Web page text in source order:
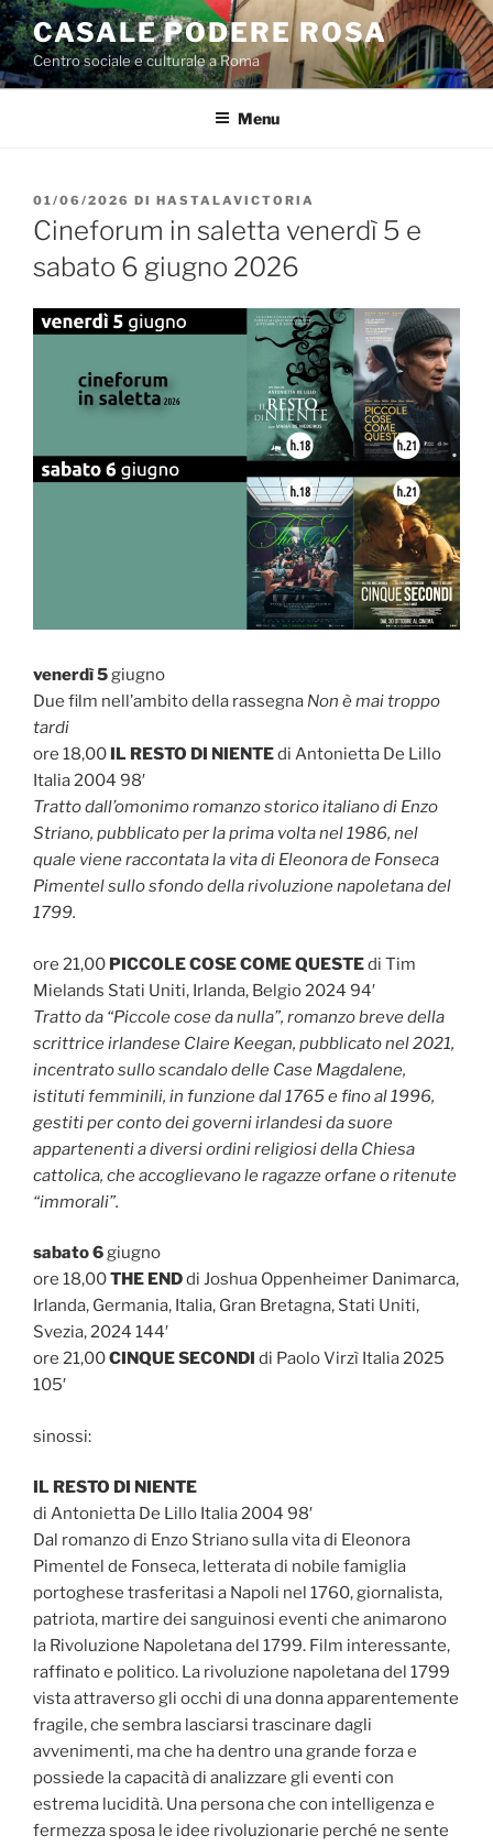
Salta
al
contenuto
CASALE PODERE ROSA
Centro sociale e culturale a Roma
Menu
PUBBLICATO
IL
01/06/2026 DI HASTALAVICTORIA
Cineforum in saletta venerdì 5 e
sabato 6 giugno 2026
venerdì 5giugno
Due film nell’ambito della rassegna Non è mai troppo
tardi
ore 18,00 IL RESTO DI NIENTEdi Antonietta De Lillo
Italia 2004 98′
Tratto dall’omonimo romanzo storico italiano di Enzo
Striano, pubblicato per la prima volta nel 1986, nel
quale viene raccontata la vita di Eleonora de Fonseca
Pimentel sullo sfondo della rivoluzione napoletana del
1799.
ore 21,00 PICCOLE COSE COME QUESTEdi Tim
Mielands Stati Uniti, Irlanda, Belgio 2024 94′
Tratto da “Piccole cose da nulla”, romanzo breve della
scrittrice irlandese Claire Keegan, pubblicato nel 2021,
incentrato sullo scandalo delle Case Magdalene,
istituti femminili, in funzione dal 1765 e fino al 1996,
gestiti per conto dei governi irlandesi da suore
appartenenti a diversi ordini religiosi della Chiesa
cattolica, che accoglievano le ragazze orfane o ritenute
“immorali”.
sabato 6giugno
ore 18,00THE ENDdi Joshua Oppenheimer Danimarca,
Irlanda, Germania, Italia, Gran Bretagna, Stati Uniti,
Svezia, 2024 144′
ore 21,00CINQUE SECONDI di Paolo Virzì Italia 2025
105′
sinossi:
IL RESTO DI NIENTE
di Antonietta De Lillo Italia 2004 98′
Dal romanzo di Enzo Striano sulla vita di Eleonora
Pimentel de Fonseca, letterata di nobile famiglia
portoghese trasferitasi a Napoli nel 1760, giornalista,
patriota, martire dei sanguinosi eventi che animarono
la Rivoluzione Napoletana del 1799. Film interessante,
raffinato e politico. La rivoluzione napoletana del 1799
vista attraverso gli occhi di una donna apparentemente
fragile, che sembra lasciarsi trascinare dagli
avvenimenti, ma che ha dentro una grande forza e
possiede la capacità di analizzare gli eventi con
estrema lucidità. Una persona che con intelligenza e
fermezza sposa le idee rivoluzionarie perché ne sente